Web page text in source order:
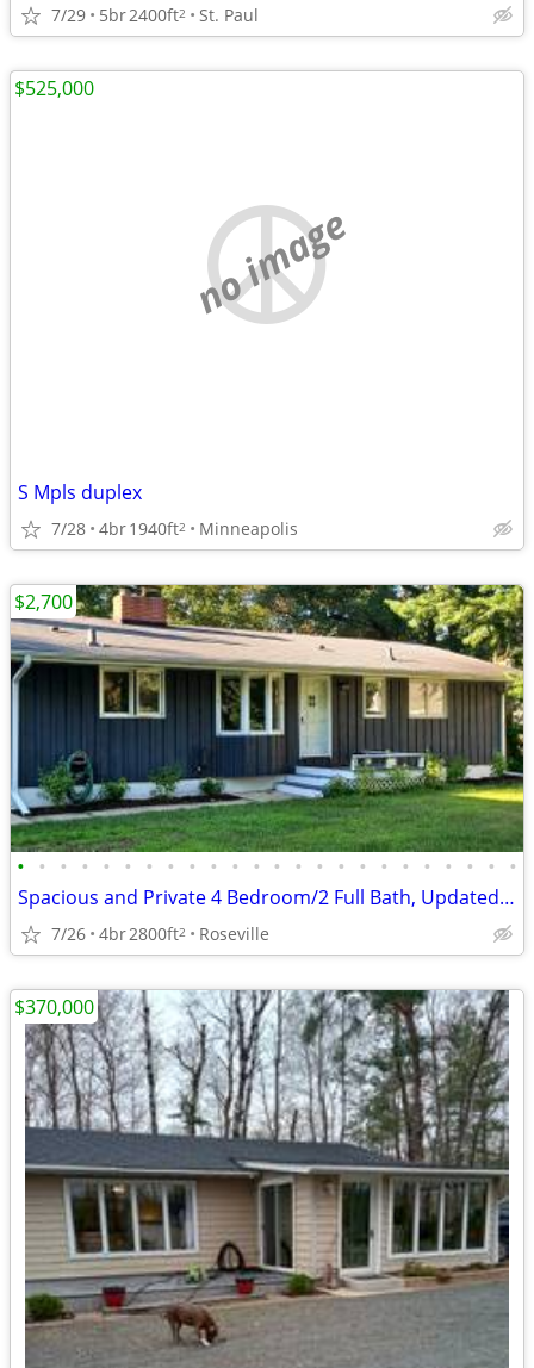
7/29 5br2400ft2 St. Paul
no image
S Mpls duplex
7/28 4br1940ft2 Minneapolis
$525,000
• • • • • • • • • • • • • • • • • • • • • • • •
Spacious and Private 4 Bedroom/2 Full Bath, Updated Walkout Rambler
7/26 4br2800ft2 Roseville
$2,700
$370,000